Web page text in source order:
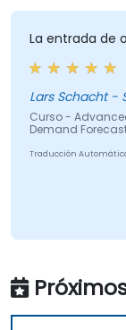
La entrada de
Lars Schacht -
Curso -
Demand
Traducción